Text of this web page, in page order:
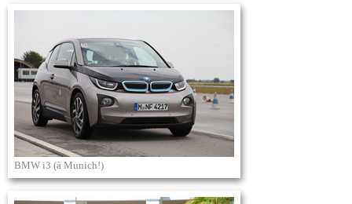
BMW i3 (à Munich!)